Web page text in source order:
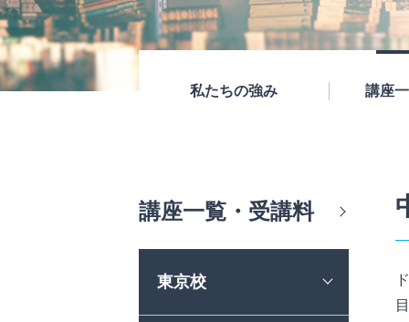
私たちの強み 講座
講座一覧・受講料
東京校